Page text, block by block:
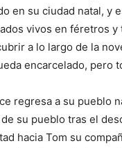
en su ciudad natal, y
vivos en féretros
a lo largo de la
encarcelado, pero
regresa a su pueblo
su pueblo tras el
hacia Tom su